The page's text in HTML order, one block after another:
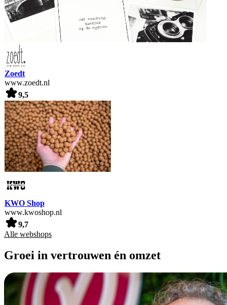
Zoedt
www.zoedt.nl
9,5
KWO Shop
www.kwoshop.nl
9,7
Alle webshops
Groei in vertrouwen én omzet